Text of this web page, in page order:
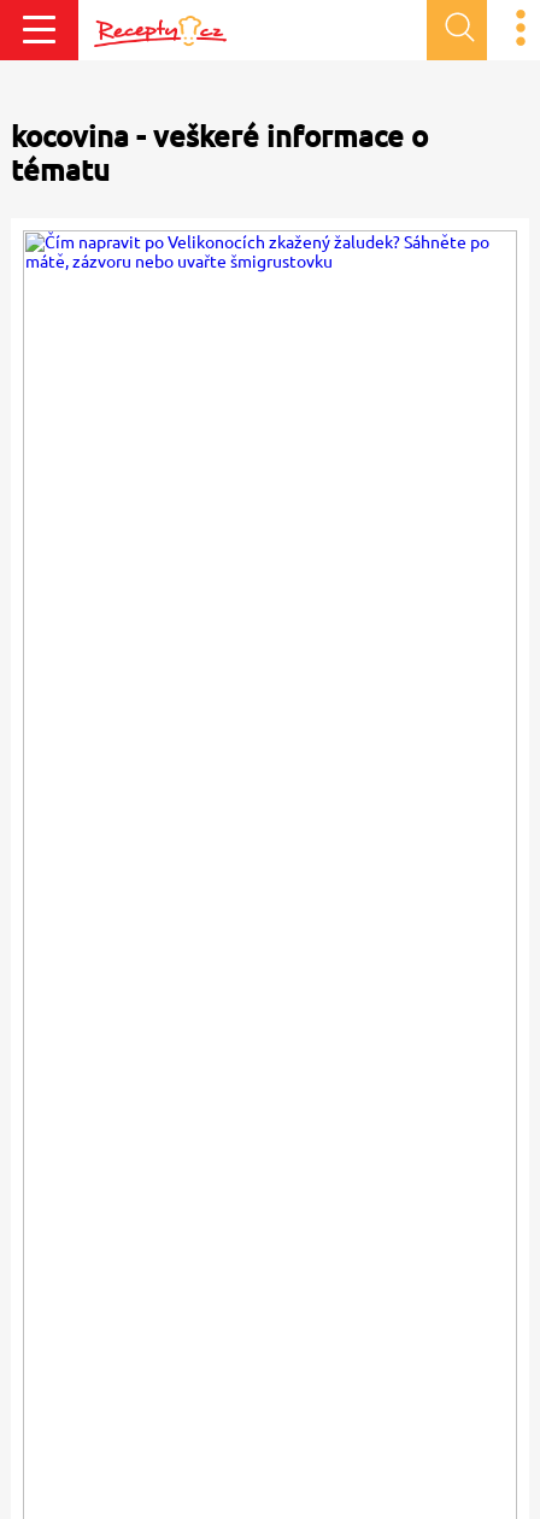
kocovina - veškeré informace o
tématu